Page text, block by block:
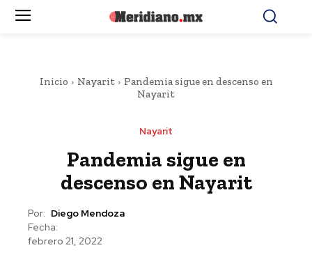
Inicio Nayarit
Pandemia sigue en descenso en
Nayarit
Nayarit
Pandemia sigue en
descenso en Nayarit
Por: Diego Mendoza
Fecha:
febrero 21, 2022